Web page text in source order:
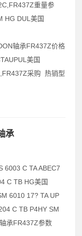
重量参
HG DUL美国
轴承FR437Z价格
美国
采购 热销型
承
6003 C TA ABEC7
C TB HG美国
6010 17? TA UP
C TB P4HY SM
承FR437Z参数